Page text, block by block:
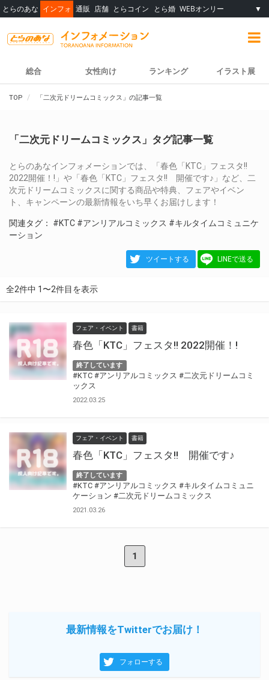
とらのあな インフォ 通販 店舗 とらコイン とら婚 WEBオンリー ▼
総合 女性向け ランキング イラスト展
TOP 「二次元ドリームコミックス」の記事一覧
「二次元ドリームコミックス」タグ記事一覧
とらのあなインフォメーションでは、「春色「KTC」フェスタ!!
2022開催！!」や「春色「KTC」フェスタ!! 開催です♪」など、二
次元ドリームコミックスに関する商品や特典、フェアやイベン
ト、キャンペーンの最新情報をいち早くお届けします！
関連タグ： #KTC #アンリアルコミックス #キルタイムコミュニケ
ーション
ツイートする LINEで送る
全2件中 1〜2件目を表示
フェア・イベント 書籍
春色「KTC」フェスタ!! 2022開催！!
終了しています
#KTC #アンリアルコミックス #二次元ドリームコミ
ックス
2022.03.25
フェア・イベント 書籍
春色「KTC」フェスタ!! 開催です♪
終了しています
#KTC #アンリアルコミックス #キルタイムコミュニ
ケーション #二次元ドリームコミックス
2021.03.26
1
最新情報をTwitterでお届け！
フォローする